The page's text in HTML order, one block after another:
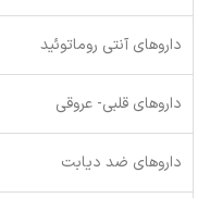
داروهای آنتی روماتوئید
داروهای قلبی- عروقی
داروهای ضد دیابت